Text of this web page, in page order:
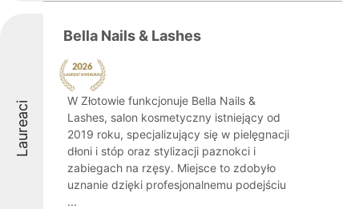
Laureaci
Bella Nails & Lashes
W Złotowie funkcjonuje Bella Nails &
Lashes, salon kosmetyczny istniejący od
2019 roku, specjalizujący się w pielęgnacji
dłoni i stóp oraz stylizacji paznokci i
zabiegach na rzęsy. Miejsce to zdobyło
uznanie dzięki profesjonalnemu podejściu
...